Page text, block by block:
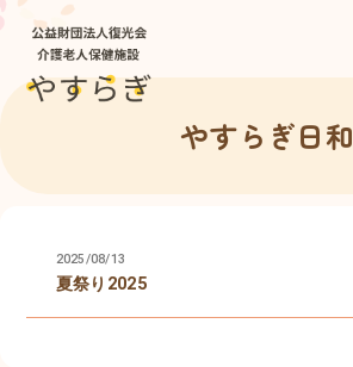
やすらぎ日和
2025/08/13
夏祭り2025